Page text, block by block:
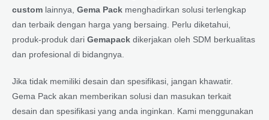
custom lainnya, Gema Pack menghadirkan solusi terlengkap
dan terbaik dengan harga yang bersaing. Perlu diketahui,
produk-produk dari Gemapack dikerjakan oleh SDM berkualitas
dan profesional di bidangnya.
Jika tidak memiliki desain dan spesifikasi, jangan khawatir.
Gema Pack akan memberikan solusi dan masukan terkait
desain dan spesifikasi yang anda inginkan. Kami menggunakan